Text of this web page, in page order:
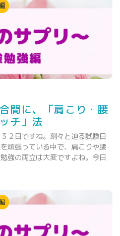
間に、「肩こり・腰
チ」法
２日ですね。刻々と迫る試験日
頑張っている中で、肩こりや腰
強の両立は大変ですよね。今日